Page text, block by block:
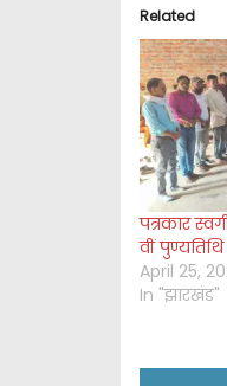
Related
पत्रकार
वीं
April 25,
In "झारखंड"